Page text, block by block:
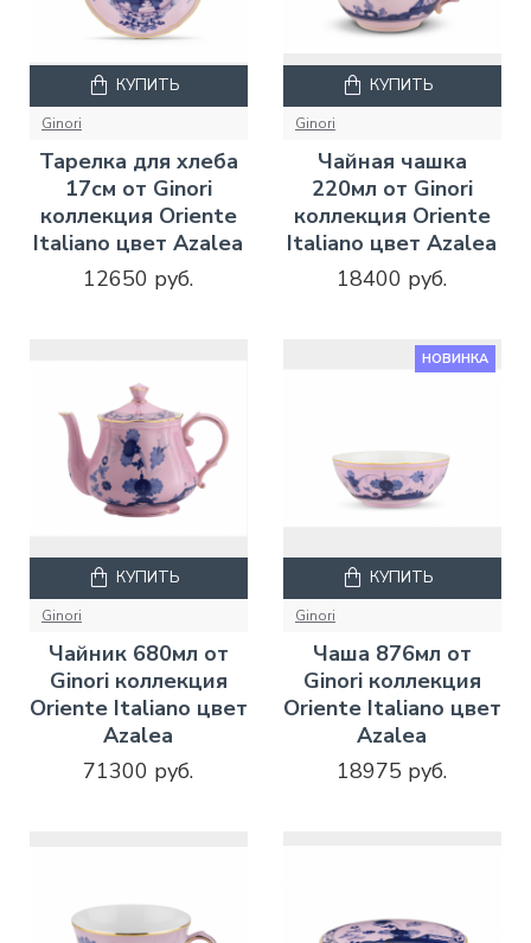
Ginori
Тарелка для хлеба
17см от Ginori
коллекция Oriente
Italiano цвет Azalea
12650 руб.
КУПИТЬ
Ginori
Чайная чашка
220мл от Ginori
коллекция Oriente
Italiano цвет Azalea
18400 руб.
КУПИТЬ
Ginori
Чайник 680мл от
Ginori коллекция
Oriente Italiano цвет
Azalea
71300 руб.
КУПИТЬ
НОВИНКА
Ginori
Чаша 876мл от
Ginori коллекция
Oriente Italiano цвет
Azalea
18975 руб.
КУПИТЬ